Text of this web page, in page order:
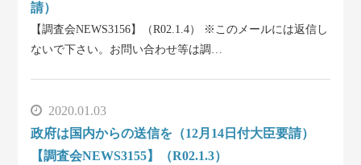
請）
【調査会NEWS3156】（R02.1.4） ※このメールには返信し
ないで下さい。お問い合わせ等は調…
2020.01.03
政府は国内からの送信を（12月14日付大臣要請）
【調査会NEWS3155】（R02.1.3）